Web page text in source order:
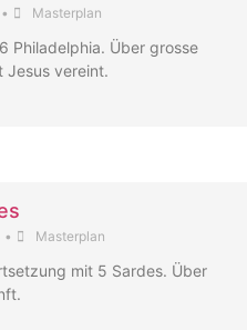
• Masterplan
Philadelphia. Über grosse
Jesus vereint.
• Masterplan
mit 5 Sardes. Über